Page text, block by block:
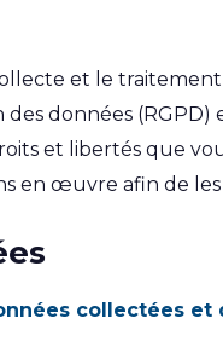
et le
données (RGPD)
et libertés que
en œuvre afin de
collectées et